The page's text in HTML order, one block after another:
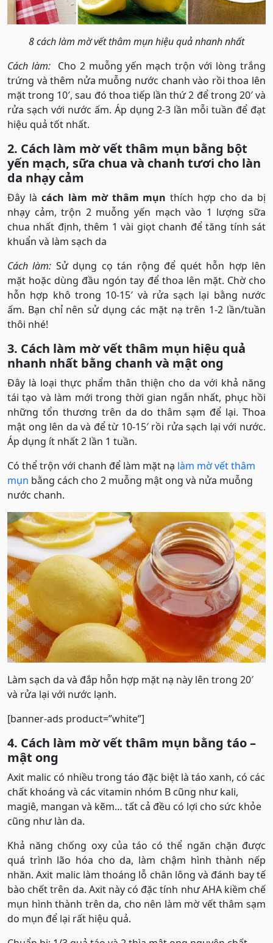
8 cách làm mờ vết thâm mụn hiệu quả nhanh nhất
Cách làm:Cho 2 muỗng yến mạch trộn với lòng trắng
trứng và thêm nửa muỗng nước chanh vào rồi thoa lên
mặt trong 10′, sau đó thoa tiếp lần thứ 2 để trong 20′ và
rửa sạch với nước ấm. Áp dụng 2-3 lần mỗi tuần để đạt
hiệu quả tốt nhất.
2. Cách làm mờ vết thâm mụn bằng bột
yến mạch, sữa chua và chanh tươi cho làn
da nhạy cảm
Đây là cách làm mờ thâm mụn thích hợp cho da bị
nhạy cảm, trộn 2 muỗng yến mạch vào 1 lượng sữa
chua nhất định, thêm 1 vài giọt chanh để tăng tính sát
khuẩn và làm sạch da
Cách làm: Sử dụng cọ tán rộng để quét hỗn hợp lên
mặt hoặc dùng đầu ngón tay để thoa lên mặt. Chờ cho
hỗn hợp khô trong 10-15′ và rửa sạch lại bằng nước
ấm. Bạn chỉ nên sử dụng các mặt nạ trên 1-2 lần/tuần
thôi nhé!
3. Cách làm mờ vết thâm mụn hiệu quả
nhanh nhất bằng chanh và mật ong
Đây là loại thực phẩm thân thiện cho da với khả năng
tái tạo và làm mới trong thời gian ngắn nhất, phục hồi
những tổn thương trên da do thâm sạm để lại. Thoa
mật ong lên da và để từ 10-15′ rồi rửa sạch lại với nước.
Áp dụng ít nhất 2 lần 1 tuần.
Có thể trộn với chanh để làm mặt nạ làm mờ vết thâm
mụn bằng cách cho 2 muỗng mật ong và nửa muỗng
nước chanh.
Làm sạch da và đắp hỗn hợp mặt nạ này lên trong 20′
và rửa lại với nước lạnh.
[banner-ads product=”white”]
4. Cách làm mờ vết thâm mụn bằng táo –
mật ong
Axit malic có nhiều trong táo đặc biệt là táo xanh, có các
chất khoáng và các vitamin nhóm B cũng như kali,
magiê, mangan và kẽm… tất cả đều có lợi cho sức khỏe
cũng như làn da.
Khả năng chống oxy của táo có thể ngăn chặn được
quá trình lão hóa cho da, làm chậm hình thành nếp
nhăn. Axit malic làm thoáng lỗ chân lông và đánh bay tế
bào chết trên da. Axit này có đặc tính như AHA kiềm chế
mụn hình thành trên da, cho nên làm mờ vết thâm sạm
do mụn để lại rất hiệu quả.